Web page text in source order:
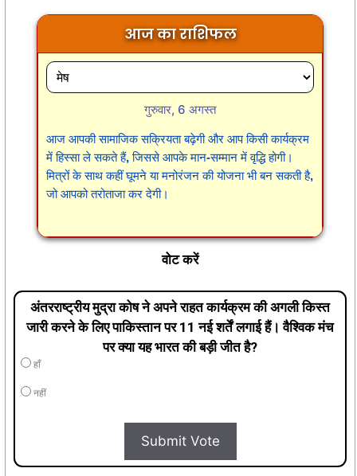
आज का राशिफल
गुरुवार, 6 अगस्त
आज आपकी सामाजिक सक्रियता बढ़ेगी और आप किसी कार्यक्रम
में हिस्सा ले सकते हैं, जिससे आपके मान-सम्मान में वृद्धि होगी।
मित्रों के साथ कहीं घूमने या मनोरंजन की योजना भी बन सकती है,
जो आपको तरोताजा कर देगी।
वोट करें
अंतरराष्ट्रीय मुद्रा कोष ने अपने राहत कार्यक्रम की अगली किस्त
जारी करने के लिए पाकिस्तान पर 11 नई शर्तें लगाई हैं। वैश्विक मंच
पर क्या यह भारत की बड़ी जीत है?
हाँ
नहीं
Submit Vote